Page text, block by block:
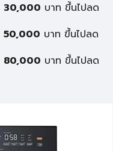
30,000 บาท ขึ้นไปลด
50,000 บาท ขึ้นไปลด
80,000 บาท ขึ้นไปลด